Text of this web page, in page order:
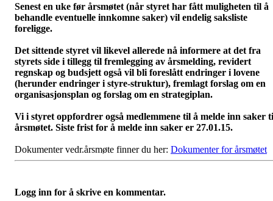
Senest en uke før årsmøtet (når styret har fått muligheten til å
behandle eventuelle innkomne saker) vil endelig saksliste
foreligge.
Det sittende styret vil likevel allerede nå informere at det fra
styrets side i tillegg til fremlegging av årsmelding, revidert
regnskap og budsjett også vil bli foreslått endringer i lovene
(herunder endringer i styre-struktur), fremlagt forslag om en
organisasjonsplan og forslag om en strategiplan.
Vi i styret oppfordrer også medlemmene til å melde inn saker
årsmøtet. Siste frist for å melde inn saker er 27.01.15.
Dokumenter vedr.årsmøte finner du her: Dokumenter for årsmøtet
Logg inn for å skrive en kommentar.